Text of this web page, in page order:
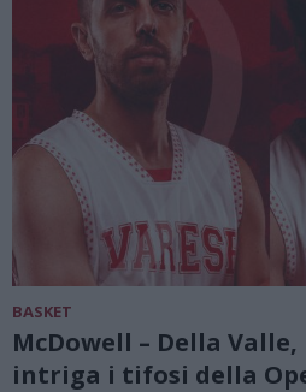
BASKET
McDowell – Della
intriga i tifosi della